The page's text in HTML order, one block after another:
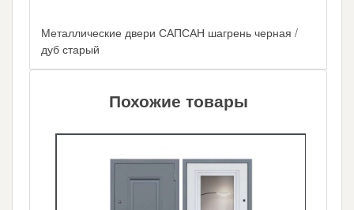
Металлические двери САПСАН шагрень черная /
дуб старый
Похожие товары